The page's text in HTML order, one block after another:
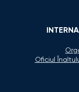
Oficiul